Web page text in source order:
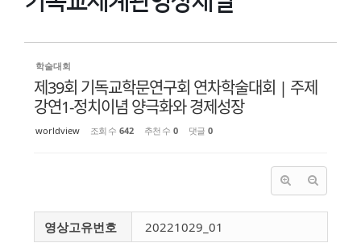
학술대회
제39회 기독교학문연구회 연차학술대회 | 주제
강연1-정치이념 양극화와 경제성장
worldview 조회 수 642 추천 수 0 댓글 0
영상고유번호 20221029_01